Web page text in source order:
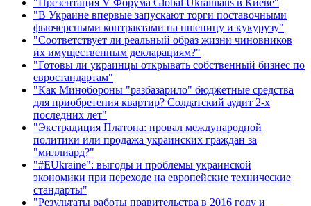
"В Украине впервые запускают торги поставочными
фьючерсными контрактами на пшеницу и кукурузу"
"Соответствует ли реальный образ жизни чиновников
их имущественным декларациям?"
"Готовы ли украинцы открывать собственный бизнес по
евростандартам"
"Как Минобороны "разбазарило" бюджетные средства
для приобретения квартир? Солдатский аудит 2-х
последних лет"
"Экстрадиция Платона: провал международной
политики или продажа украинских граждан за
"миллиард?"
"#EUkraine": выгоды и проблемы украинской
экономики при переходе на европейские технические
стандарты"
"Результаты работы правительства в 2016 году и